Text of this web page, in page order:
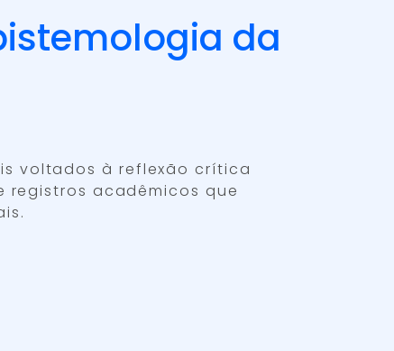
da
voltados à reflexão crítica
registros acadêmicos que